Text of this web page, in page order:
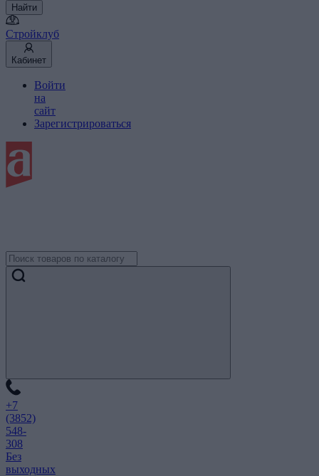
Найти
Стройклуб
Кабинет
Войти
на
сайт
Зарегистрироваться
+7
(3852)
548-
308
Без
выходных